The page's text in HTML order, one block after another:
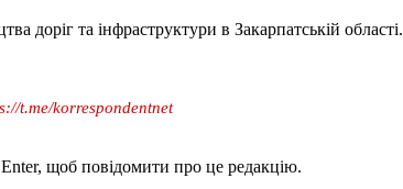
доріг та інфраструктури в Закарпатській області.
t.me/korrespondentnet
щоб повідомити про це редакцію.